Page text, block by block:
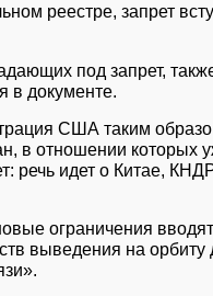
реестре, запрет
под запрет,
в документе.
США таким
в отношении которых
речь идет о Китае,
ограничения
выведения на орбиту